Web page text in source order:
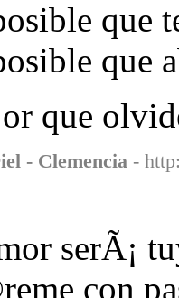
que
que
que
- Clemencia -
serÃ¡
con